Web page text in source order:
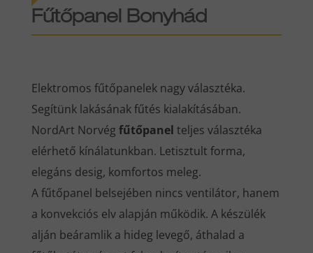
Fűtőpanel Bonyhád
Elektromos fűtőpanelek nagy választéka.
Segítünk lakásának fűtés kialakításában.
NordArt Norvég fűtőpanel teljes választéka
elérhető kínálatunkban. Letisztult forma,
elegáns desig, komfortos meleg.
A fűtőpanel belsejében nincs ventilátor, hanem
a konvekciós elv alapján működik. A készülék
alján beáramlik a hideg levegő, áthalad a